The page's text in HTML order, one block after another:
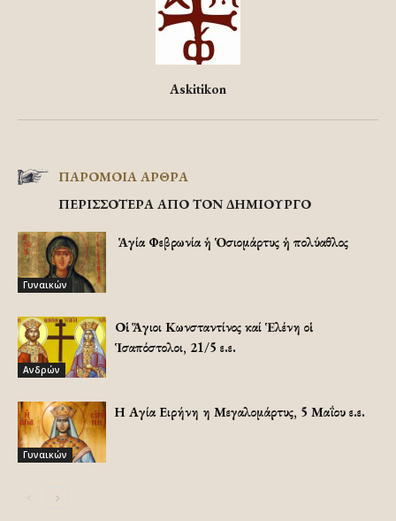
Askitikon
ΠΑΡΟΜΟΙΑ ΑΡΘΡΑ
ΠΕΡΙΣΣΟΤΕΡΑ ΑΠΟ ΤΟΝ ΔΗΜΙΟΥΡΓΟ
Γυναικών
Ἡ Ἁγία Φεβρωνία ἡ Ὁσιομάρτυς ἡ πολύαθλος
Ανδρών
Οἱ Ἅγιοι Κωνσταντίνος καί Ἑλένη οἱ
Ἱσαπόστολοι, 21/5 ε.ε.
Γυναικών
Η Αγία Ειρήνη η Μεγαλομάρτυς, 5 Μαΐου ε.ε.